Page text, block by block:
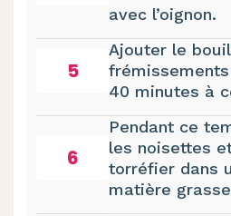
avec l’oignon.
5
Ajouter le
40 minutes à
6
Pendant ce
les noisettes
torréfier dans
matière